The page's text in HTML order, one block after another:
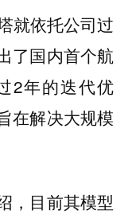
就依托公司过
了国内首个航
2年的迭代优
在解决大规模
，目前其模型